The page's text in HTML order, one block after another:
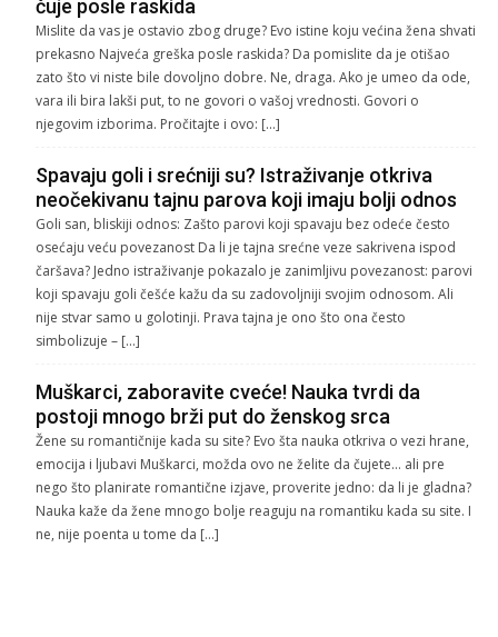
čuje posle raskida
Mislite da vas je ostavio zbog druge? Evo istine koju većina žena shvati
prekasno Najveća greška posle raskida? Da pomislite da je otišao
zato što vi niste bile dovoljno dobre. Ne, draga. Ako je umeo da ode,
vara ili bira lakši put, to ne govori o vašoj vrednosti. Govori o
njegovim izborima. Pročitajte i ovo: […]
Spavaju goli i srećniji su? Istraživanje otkriva
neočekivanu tajnu parova koji imaju bolji odnos
Goli san, bliskiji odnos: Zašto parovi koji spavaju bez odeće često
osećaju veću povezanost Da li je tajna srećne veze sakrivena ispod
čaršava? Jedno istraživanje pokazalo je zanimljivu povezanost: parovi
koji spavaju goli češće kažu da su zadovoljniji svojim odnosom. Ali
nije stvar samo u golotinji. Prava tajna je ono što ona često
simbolizuje – […]
Muškarci, zaboravite cveće! Nauka tvrdi da
postoji mnogo brži put do ženskog srca
Žene su romantičnije kada su site? Evo šta nauka otkriva o vezi hrane,
emocija i ljubavi Muškarci, možda ovo ne želite da čujete… ali pre
nego što planirate romantične izjave, proverite jedno: da li je gladna?
Nauka kaže da žene mnogo bolje reaguju na romantiku kada su site. I
ne, nije poenta u tome da […]